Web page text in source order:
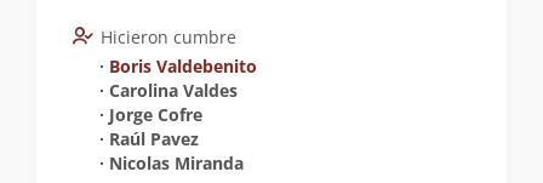
Hicieron cumbre
∙ Boris Valdebenito
∙ Carolina Valdes
∙ Jorge Cofre
∙ Raúl Pavez
∙ Nicolas Miranda